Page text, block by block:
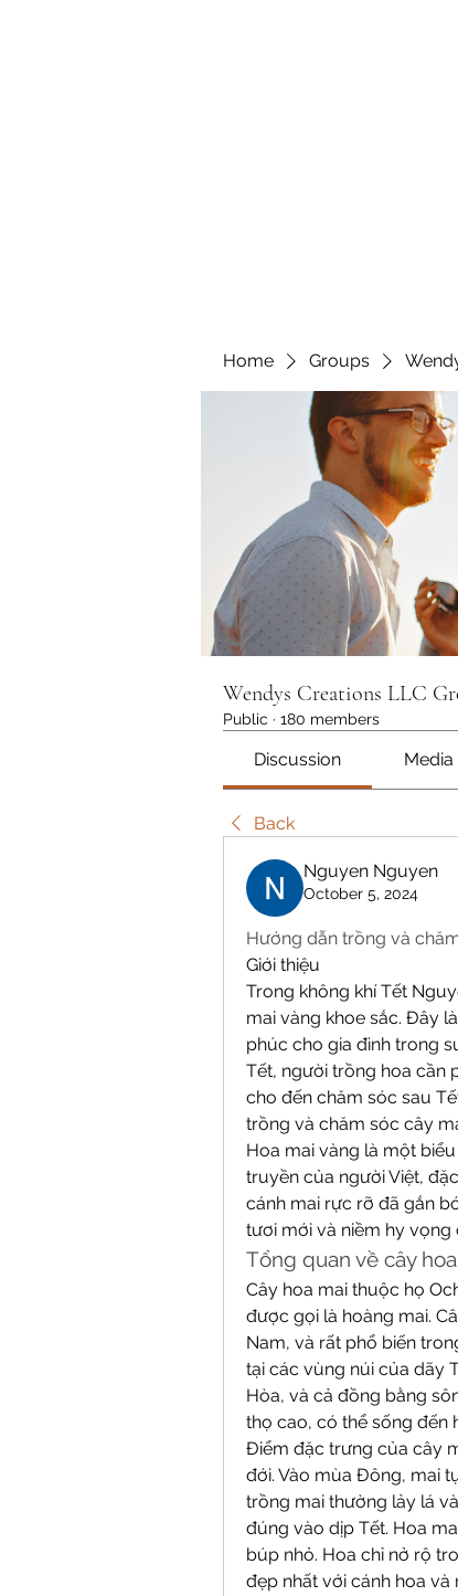
Home Groups
Wendys Creations LLC
Public · 180 members
Discussion Media
Back
Nguyen Nguyen
October 5, 2024
Hướng dẫn trồng và
Giới thiệu
Trong không khí Tết
mai vàng khoe sắc. Đây
phúc cho gia đình trong
Tết, người trồng hoa cần
cho đến chăm sóc sau
trồng và chăm sóc cây
Hoa mai vàng là một
truyền của người Việt,
cánh mai rực rỡ đã gắn
tươi mới và niềm hy vọng
Tổng quan về cây
Cây hoa mai thuộc họ
được gọi là hoàng mai.
Nam, và rất phổ biến
tại các vùng núi của dãy
Hòa, và cả đồng bằng
thọ cao, có thể sống đến
Điểm đặc trưng của cây
đới. Vào mùa Đông, mai
trồng mai thường lảy lá
đúng vào dịp Tết. Hoa
búp nhỏ. Hoa chỉ nở rộ
đẹp nhất với cánh hoa và